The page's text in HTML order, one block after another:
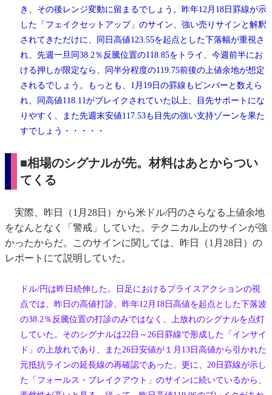
き、その後レンジ変動に留まるでしょう。昨年12月18日罫線が示
した「フェイクセットアップ」のサイン、強い売りサインと解釈
されてきただけに、同日高値123.55を起点とした下落幅が重視さ
れ、先週一旦同38.2％反騰位置の118.85をトライ、今週前半にお
ける押しが限定なら、同半分程度の119.75前後の上値余地が想定
されるでしょう。もっとも、1月19日の罫線もピンバーと数えら
れ、同高値118.11がブレイクされていた以上、目先サポートにな
りやすく、また先週末安値117.53も目先の強い支持ゾーンを果た
すでしょう・・・・・
■相場のシグナルが先。材料はあとからつい
てくる
実際、昨日（1月28日）から米ドル/円のさらなる上値余地
をなんとなく「警戒」していた。テクニカル上のサインが強
かったからだ。このサインに関しては、昨日（1月28日）の
レポートにて説明していた。
ドル/円は昨日続伸した。日足におけるプライスアクションの視
点では、昨日の高値打診、昨年12月18日高値を起点とした下落波
の38.2％反騰位置の打診のみではなく、上放れのシグナルを点灯
していた。そのシグナルは22日～26日罫線で形成した「インサイ
ド」の上放れであり、また26日安値が１月13日高値から引かれた
元抵抗ラインの延長線の再確認であった。更に、20日罫線が示し
た「フォールス・ブレイクアウト」のサインに続いているから、